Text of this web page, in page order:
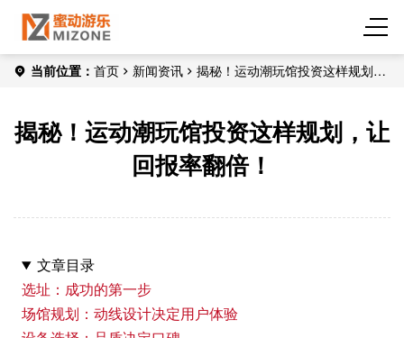
当前位置： 首页 新闻资讯
揭秘！运动潮玩馆投资这样规划，
揭秘！运动潮玩馆投资这样规划，让
回报率翻倍！
文章目录
选址：成功的第一步
场馆规划：动线设计决定用户体验